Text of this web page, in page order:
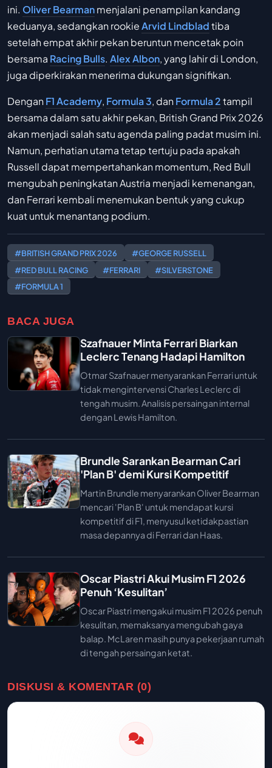
ini. Oliver Bearmanmenjalani penampilan kandang
keduanya, sedangkan rookieArvid Lindbladtiba
setelah empat akhir pekan beruntun mencetak poin
bersama Racing Bulls. Alex Albon, yang lahir di London,
juga diperkirakan menerima dukungan signifikan.
DenganF1 Academy, Formula 3, danFormula 2tampil
bersama dalam satu akhir pekan, British Grand Prix 2026
akan menjadi salah satu agenda paling padat musim ini.
Namun, perhatian utama tetap tertuju pada apakah
Russell dapat mempertahankan momentum, Red Bull
mengubah peningkatan Austria menjadi kemenangan,
dan Ferrari kembali menemukan bentuk yang cukup
kuat untuk menantang podium.
#BRITISH GRAND PRIX 2026
#GEORGE RUSSELL
#RED BULL RACING
#FERRARI
#SILVERSTONE
#FORMULA 1
BACA JUGA
Szafnauer Minta Ferrari Biarkan
Leclerc Tenang Hadapi Hamilton
Otmar Szafnauer menyarankan Ferrari untuk
tidak mengintervensi Charles Leclerc di
tengah musim. Analisis persaingan internal
dengan Lewis Hamilton.
Brundle Sarankan Bearman Cari
'Plan B' demi Kursi Kompetitif
Martin Brundle menyarankan Oliver Bearman
mencari 'Plan B' untuk mendapat kursi
kompetitif di F1, menyusul ketidakpastian
masa depannya di Ferrari dan Haas.
Oscar Piastri Akui Musim F1 2026
Penuh ‘Kesulitan’
Oscar Piastri mengakui musim F1 2026 penuh
kesulitan, memaksanya mengubah gaya
balap. McLaren masih punya pekerjaan rumah
di tengah persaingan ketat.
DISKUSI & KOMENTAR (0)